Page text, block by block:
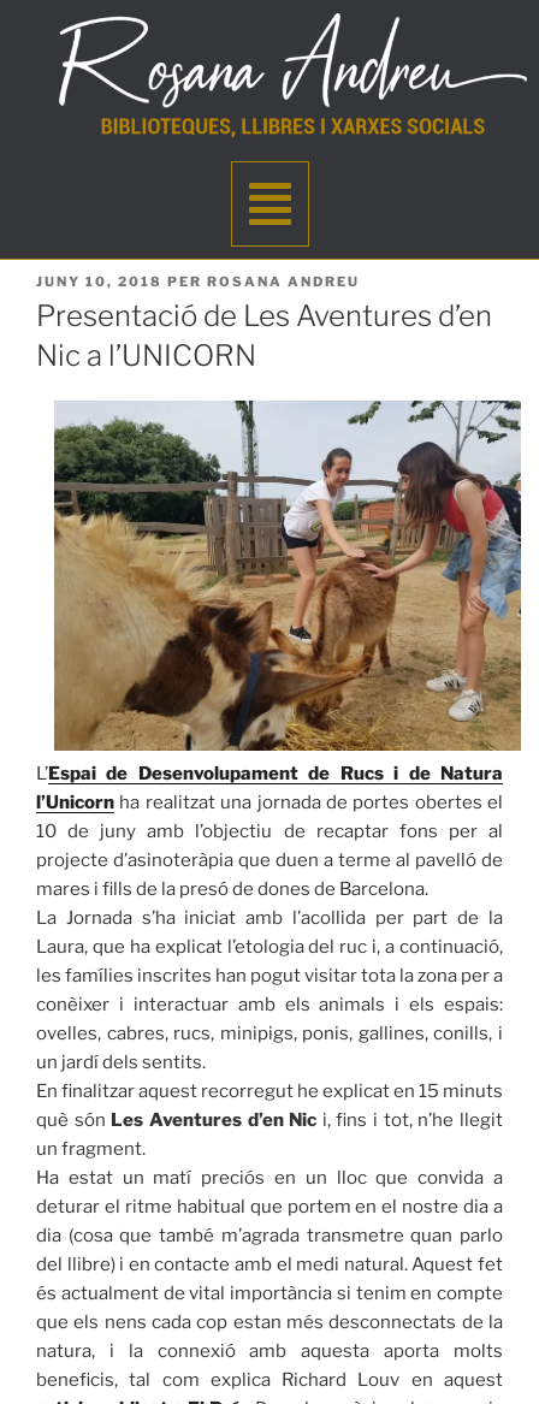
JUNY 10, 2018 PER ROSANA ANDREU
Presentació de Les Aventures d’en
Nic a l’UNICORN
L’Espai de Desenvolupament de Rucs i de Natura
l’Unicorn ha realitzat una jornada de portes obertes el
10 de juny amb l’objectiu de recaptar fons per al
projecte d’asinoteràpia que duen a terme al pavelló de
mares i fills de la presó de dones de Barcelona.
La Jornada s’ha iniciat amb l’acollida per part de la
Laura, que ha explicat l’etologia del ruc i, a continuació,
les famílies inscrites han pogut visitar tota la zona per a
conèixer i interactuar amb els animals i els espais:
ovelles, cabres, rucs, minipigs, ponis, gallines, conills, i
un jardí dels sentits.
En finalitzar aquest recorregut he explicat en 15 minuts
què són Les Aventures d’en Nic i, fins i tot, n’he llegit
un fragment.
Ha estat un matí preciós en un lloc que convida a
deturar el ritme habitual que portem en el nostre dia a
dia (cosa que també m’agrada transmetre quan parlo
del llibre) i en contacte amb el medi natural. Aquest fet
és actualment de vital importància si tenim en compte
que els nens cada cop estan més desconnectats de la
natura, i la connexió amb aquesta aporta molts
beneficis, tal com explica Richard Louv en aquest